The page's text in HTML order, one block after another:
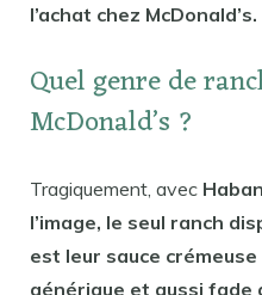
l’achat chez McDonald’s.
Quel genre de
McDonald’s ?
Tragiquement, avec
l’image, le seul ranch
est leur sauce
générique et aussi fade